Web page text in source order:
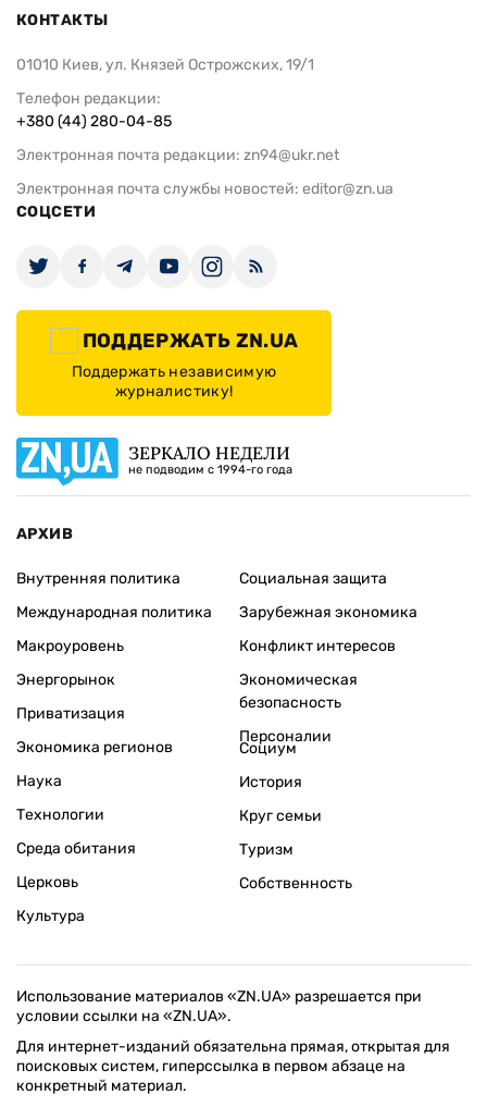
КОНТАКТЫ
01010 Киев, ул. Князей Острожских, 19/1
Телефон редакции:
+380 (44) 280-04-85
Электронная почта редакции: zn94@ukr.net
Электронная почта службы новостей: editor@zn.ua
СОЦСЕТИ
ПОДДЕРЖАТЬ ZN.UA
Поддержать независимую
журналистику!
ЗЕРКАЛО НЕДЕЛИ
не подводим с 1994-го года
АРХИВ
Внутренняя политика
Международная политика
Макроуровень
Энергорынок
Приватизация
Экономика регионов
Социальная защита
Зарубежная экономика
Конфликт интересов
Экономическая
безопасность
Персоналии
Наука
Технологии
Среда обитания
Церковь
Культура
Социум
История
Круг семьи
Туризм
Собственность
Использование материалов «ZN.UA» разрешается при
условии ссылки на «ZN.UA».
Для интернет-изданий обязательна прямая, открытая для
поисковых систем, гиперссылка в первом абзаце на
конкретный материал.